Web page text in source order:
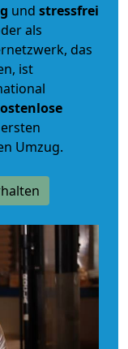
und stressfrei
als
das
ist
Umzug.